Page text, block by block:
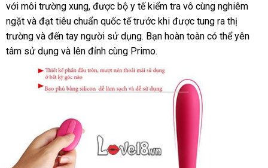
Quốc
với môi trường xungđịa
chỉ
, nhập
hàng
được bộ y tế kiểm tra vô cùng nghiêm
ngặt lấy
hàng
và đạt tiêu chuẩn quốc tế trước khi cửa
hàng
được tung ra thị
trường nơi
nào
và đến tay người sử dụnggiá
bán
lẻ
. Bạn hoàn toàn mới
có thể yên
tâm sử dụng lớn
và lên đỉnh cùng Primo.